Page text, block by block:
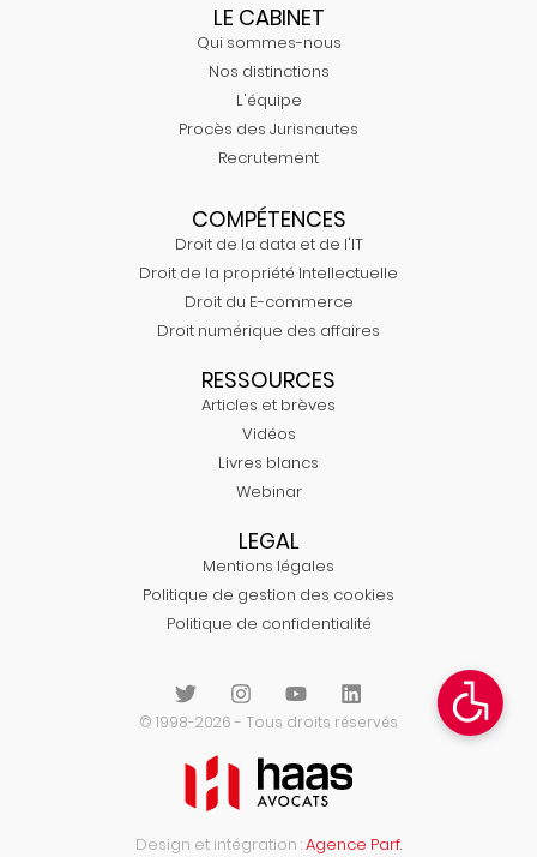
LE CABINET
Qui sommes-nous
Nos distinctions
L'équipe
Procès des Jurisnautes
Recrutement
COMPÉTENCES
Droit de la data et de l'IT
Droit de la propriété Intellectuelle
Droit du E-commerce
Droit numérique des affaires
RESSOURCES
Articles et brèves
Vidéos
Livres blancs
Webinar
LEGAL
Mentions légales
Politique de gestion des cookies
Politique de confidentialité
© 1998-2026 - Tous droits réservés
Design et intégration :Agence Parf.